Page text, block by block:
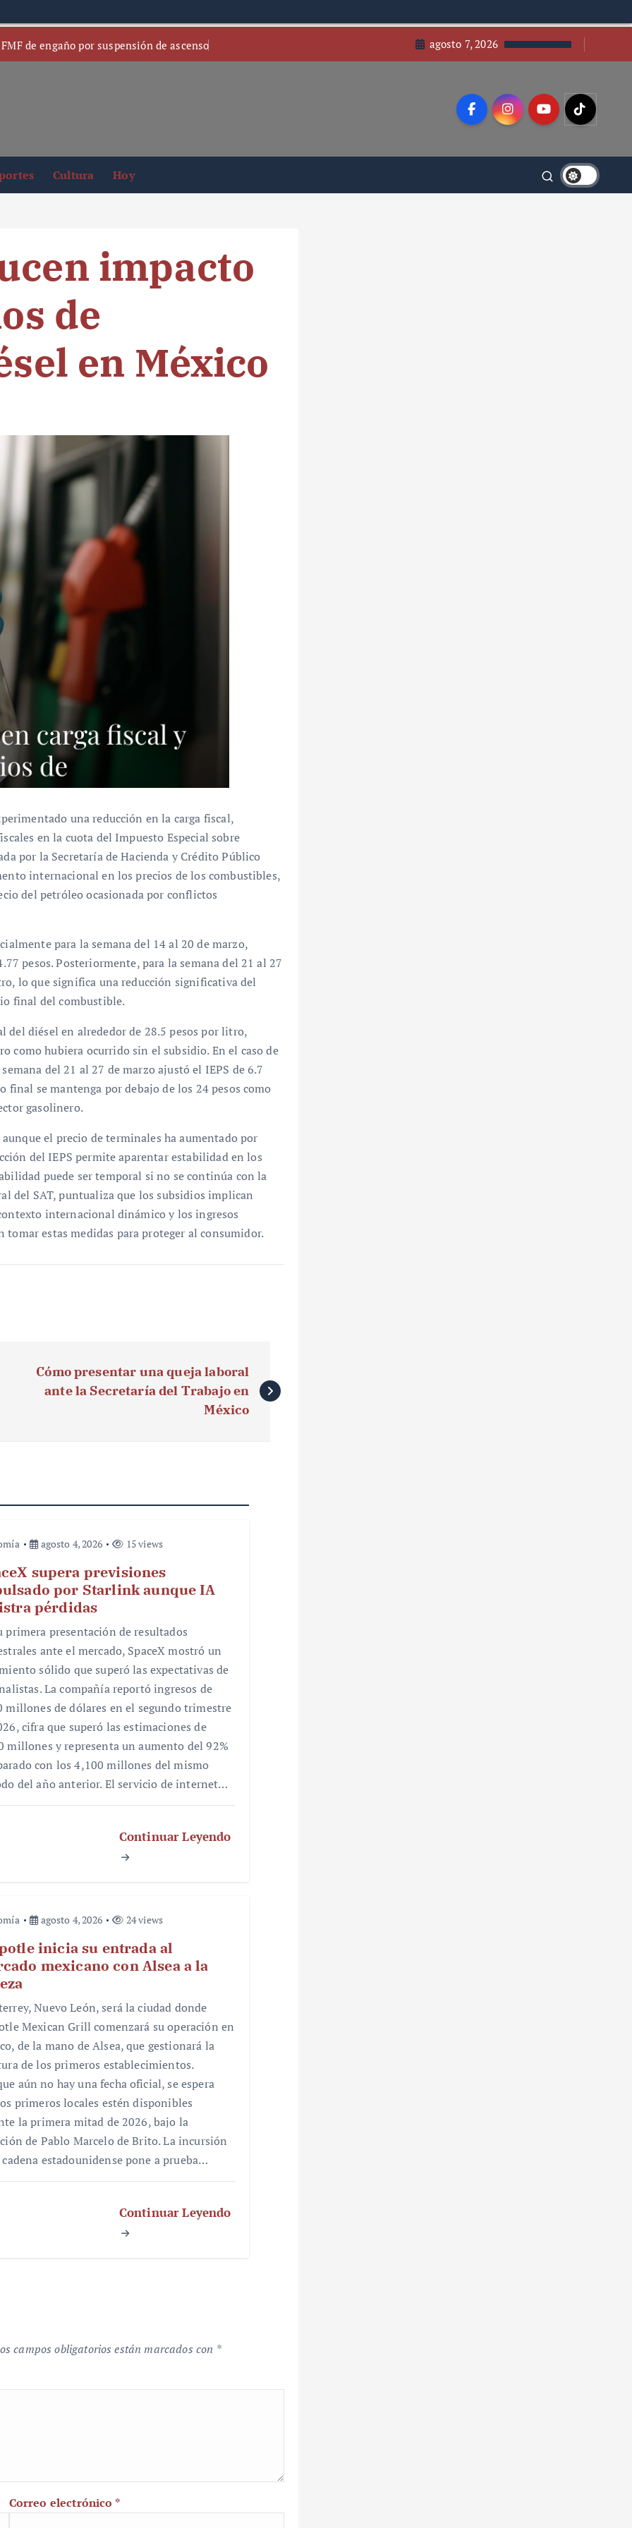
de engaño por suspensión de ascenso agosto 7, 2026
Cultura Hoy
impacto
de
en México
una reducción en la carga fiscal,
en la cuota del Impuesto Especial sobre
por la Secretaría de Hacienda y Crédito Público
internacional en los precios de los combustibles,
del petróleo ocasionada por conflictos
para la semana del 14 al 20 de marzo,
pesos. Posteriormente, para la semana del 21 al 27
lo que significa una reducción significativa del
final del combustible.
del diésel en alrededor de 28.5 pesos por litro,
como hubiera ocurrido sin el subsidio. En el caso de
del 21 al 27 de marzo ajustó el IEPS de 6.7
final se mantenga por debajo de los 24 pesos como
gasolinero.
el precio de terminales ha aumentado por
del IEPS permite aparentar estabilidad en los
puede ser temporal si no se continúa con la
del SAT, puntualiza que los subsidios implican
internacional dinámico y los ingresos
estas medidas para proteger al consumidor.
Cómo presentar una queja laboral
ante la Secretaría del Trabajo en
México
agosto 4, 2026 15 views
supera previsiones
por Starlink aunque IA
pérdidas
primera presentación de resultados
ante el mercado, SpaceX mostró un
sólido que superó las expectativas de
La compañía reportó ingresos de
millones de dólares en el segundo trimestre
cifra que superó las estimaciones de
millones y representa un aumento del 92%
con los 4,100 millones del mismo
del año anterior. El servicio de internet…
Continuar Leyendo
agosto 4, 2026 24 views
inicia su entrada al
mexicano con Alsea a la
Nuevo León, será la ciudad donde
Mexican Grill comenzará su operación en
de la mano de Alsea, que gestionará la
de los primeros establecimientos.
aún no hay una fecha oficial, se espera
primeros locales estén disponibles
la primera mitad de 2026, bajo la
de Pablo Marcelo de Brito. La incursión
cadena estadounidense pone a prueba…
Continuar Leyendo
campos obligatorios están marcados con *
Correo electrónico *